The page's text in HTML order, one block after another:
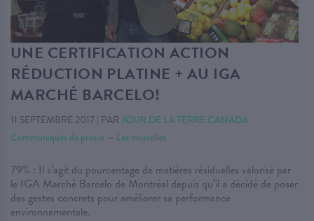
UNE CERTIFICATION ACTION
RÉDUCTION PLATINE + AU IGA
MARCHÉ BARCELO!
11 SEPTEMBRE 2017 | PAR JOUR DE LA TERRE CANADA
Communiqués de presse — Les nouvelles
79% : Il s’agit du pourcentage de matières résiduelles valorisé par
le IGA Marché Barcelo de Montréal depuis qu’il a décidé de poser
des gestes concrets pour améliorer sa performance
environnementale.